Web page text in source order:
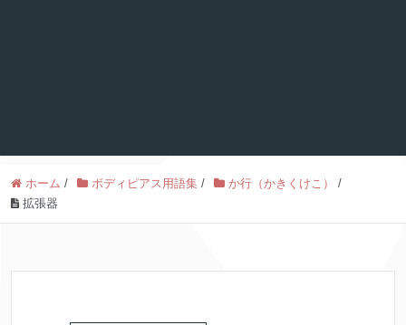
ホーム / ボディピアス用語集 / か行（かきくけこ）
/
拡張器